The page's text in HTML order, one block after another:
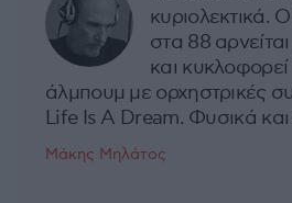
κυριολεκτικά.
στα 88
και κυκλοφορεί
άλμπουμ με ορχηστρικές
Life Is A Dream. Φυσικά και
Μάκης Μηλάτος